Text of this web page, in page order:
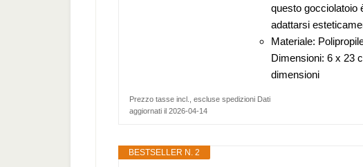
questo gocciolatoio
adattarsi
Materiale:
Dimensioni: 6 x 23
dimensioni
Prezzo tasse incl., escluse spedizioni Dati
aggiornati il 2026-04-14
BESTSELLER N. 2